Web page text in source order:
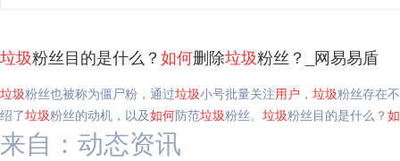
垃圾粉丝目的是什么？如何删除垃圾粉丝？_网易易盾
垃圾粉丝也被称为僵尸粉，通过垃圾小号批量关注用户 ， 垃圾粉丝存在
绍了垃圾粉丝的动机，以及如何防范垃圾粉丝。 垃圾粉丝目的是什么？
来自：动态资讯